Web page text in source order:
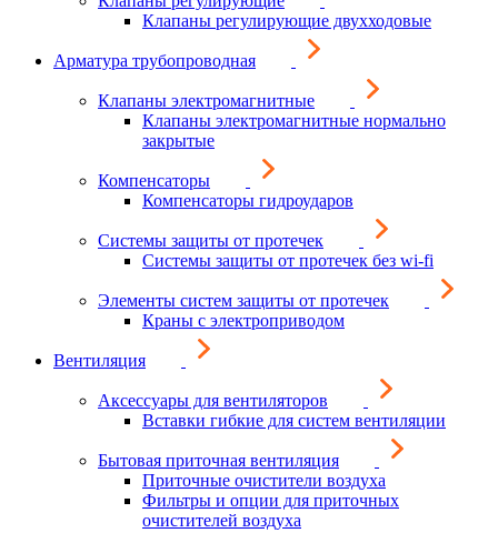
Клапаны регулирующие двухходовые
Арматура трубопроводная
Клапаны электромагнитные
Клапаны электромагнитные нормально
закрытые
Компенсаторы
Компенсаторы гидроударов
Системы защиты от протечек
Системы защиты от протечек без wi-fi
Элементы систем защиты от протечек
Краны с электроприводом
Вентиляция
Аксессуары для вентиляторов
Вставки гибкие для систем вентиляции
Бытовая приточная вентиляция
Приточные очистители воздуха
Фильтры и опции для приточных
очистителей воздуха